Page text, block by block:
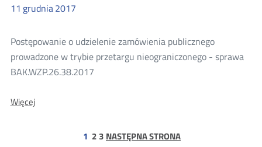
BAK.WZP.26.29.2017
11 grudnia2017
Postępowanie o udzielenie zamówienia publicznego
prowadzone w trybie przetargu nieograniczonego - sprawa
BAK.WZP.26.38.2017
WięcejO:
1 strona
2 strona
3 NASTĘPNA STRONA